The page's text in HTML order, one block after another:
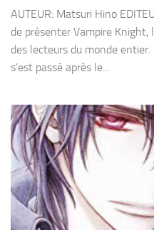
AUTEUR: Matsuri Hino
de présenter Vampire Knight,
des lecteurs du monde
s’est passé après le...